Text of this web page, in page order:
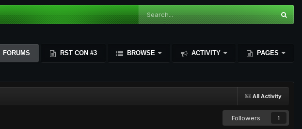
FORUMS RST CON #3 BROWSE ACTIVITY PAGES
All Activity
Followers 1